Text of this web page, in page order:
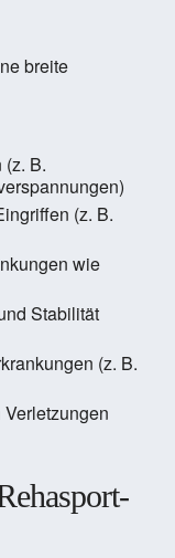
breite
B.
(z. B.
wie
Stabilität
(z. B.